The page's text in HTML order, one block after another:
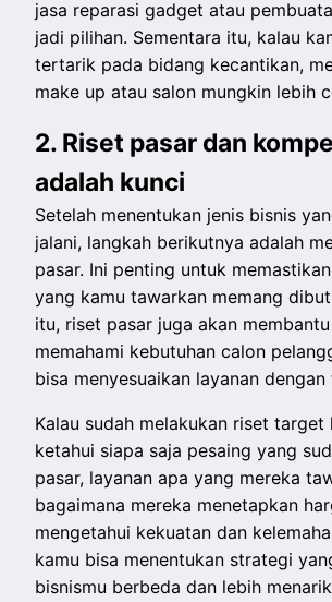
jasa reparasi gadget atau
jadi pilihan. Sementara itu, kalau
tertarik pada bidang kecantikan,
make up atau salon mungkin lebih
2. Riset pasar dan
adalah kunci
Setelah menentukan jenis bisnis
jalani, langkah berikutnya adalah
pasar. Ini penting untuk
yang kamu tawarkan memang
itu, riset pasar juga akan
memahami kebutuhan calon
bisa menyesuaikan layanan dengan
Kalau sudah melakukan riset target
ketahui siapa saja pesaing yang
pasar, layanan apa yang mereka
bagaimana mereka menetapkan
mengetahui kekuatan dan
kamu bisa menentukan strategi
bisnismu berbeda dan lebih